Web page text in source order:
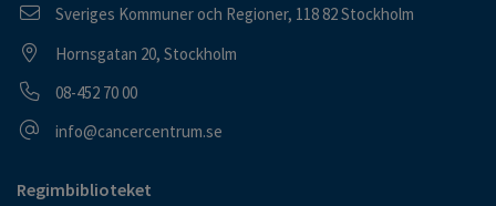
Postadress
Sveriges Kommuner och Regioner, 118 82 Stockholm
Besöksadress
Hornsgatan 20, Stockholm
Telefonnummer
08-452 70 00
E-postadress
info@cancercentrum.se
Regimbiblioteket